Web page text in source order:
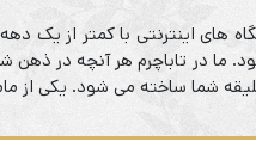
های اینترنتی با کمتر از یک
ما در تاباچرم هر آنچه در
شما ساخته می شود. یکی از